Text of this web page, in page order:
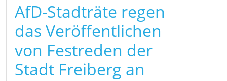
AfD-Stadträte regen
das Veröffentlichen
von Festreden der
Stadt Freiberg an